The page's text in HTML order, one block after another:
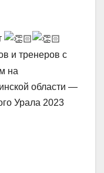
и тренеров с
на
области —
Урала 2023